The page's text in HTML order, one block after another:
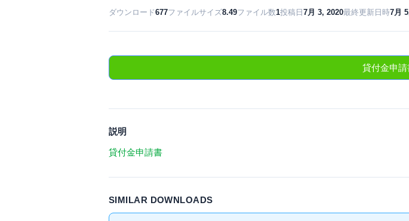
ダウンロード677ファイルサイズ8.49ファイル数1投稿日 7月 3, 2020最終更新日時7月
貸付金申請
説明
貸付金申請書
SIMILAR DOWNLOADS